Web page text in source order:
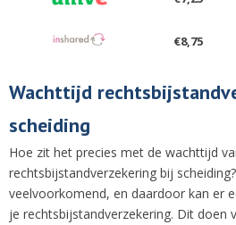
€8,75
Wachttijd
scheiding
Hoe zit het precies met de wachttijd
rechtsbijstandverzekering bij
veelvoorkomend, en daardoor kan er
je rechtsbijstandverzekering. Dit doen